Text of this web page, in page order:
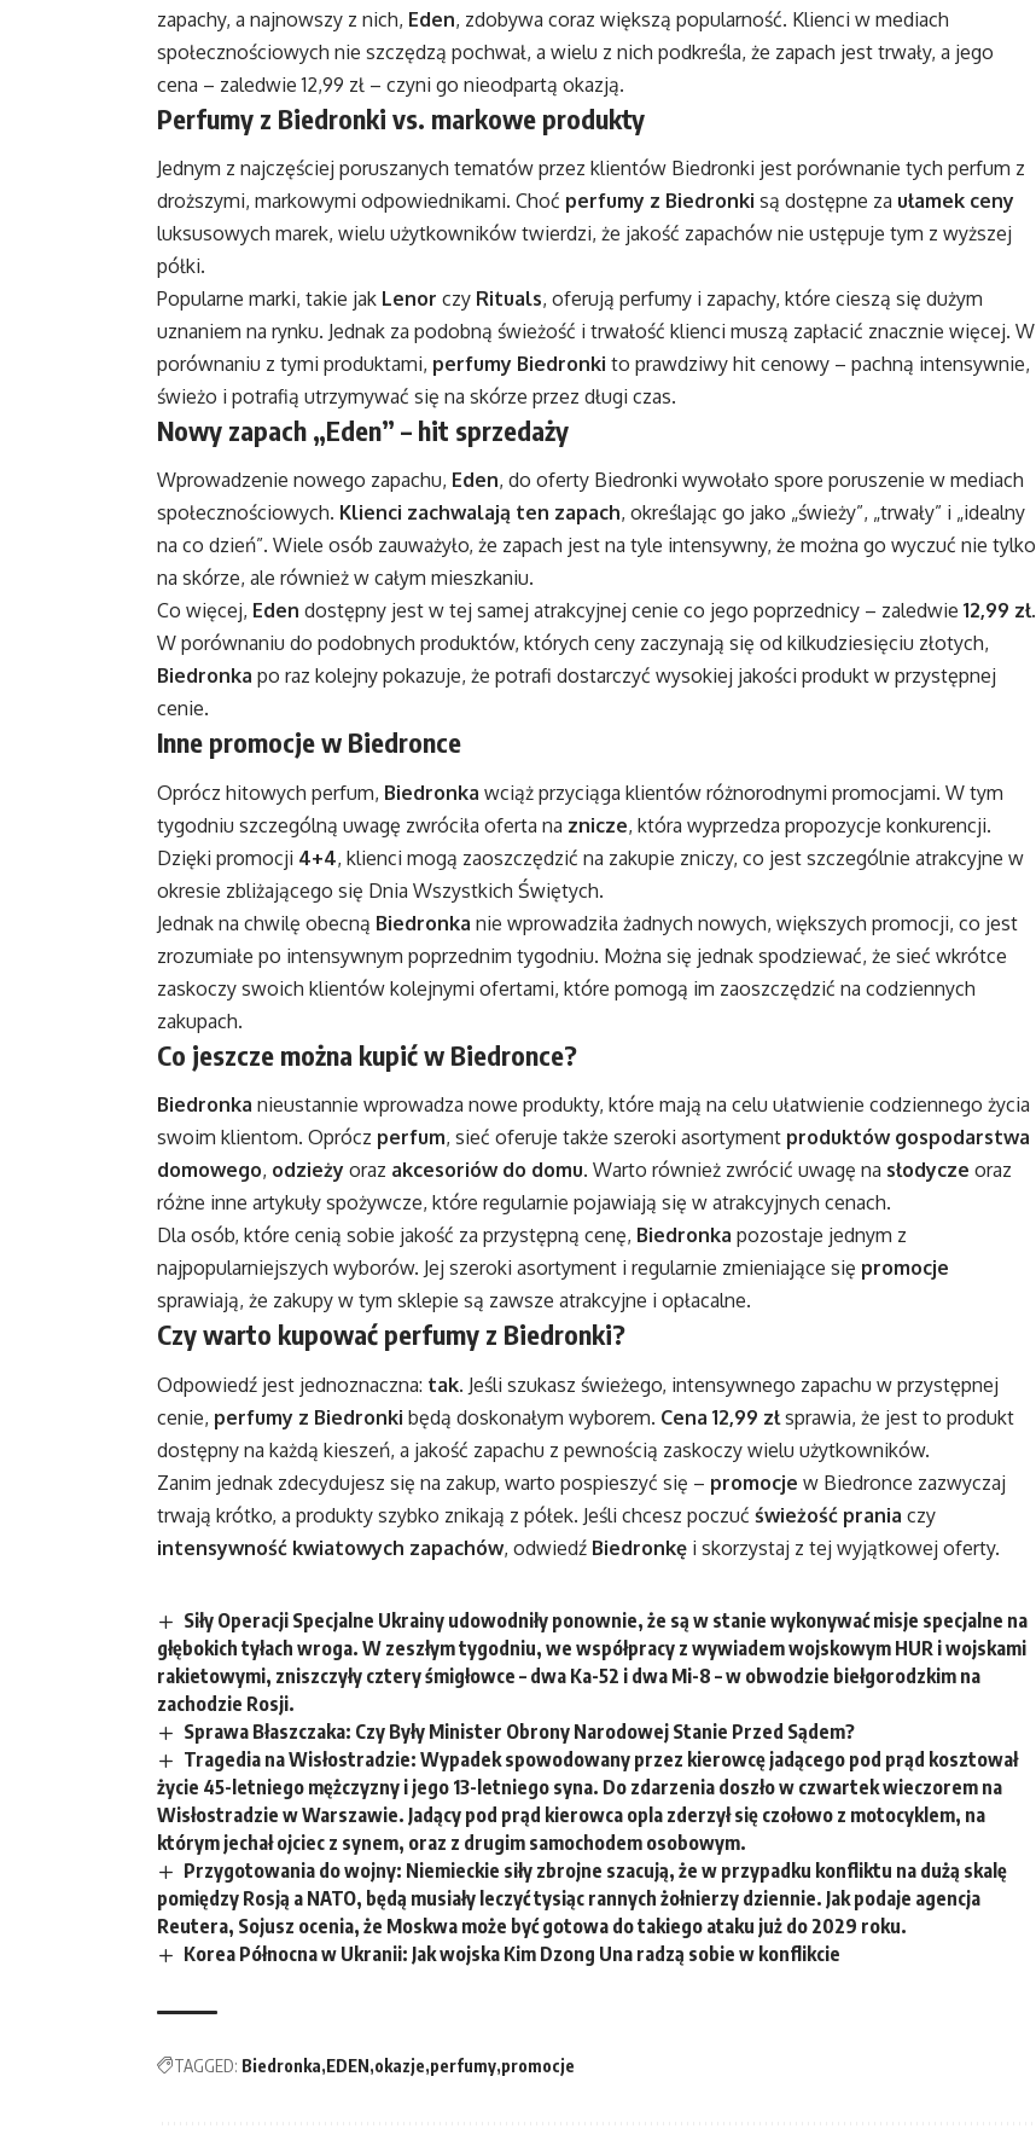
zapachy, a najnowszy z nich, Eden, zdobywa coraz większą popularność. Klienci w mediach
społecznościowych nie szczędzą pochwał, a wielu z nich podkreśla, że zapach jest trwały, a jego
cena – zaledwie 12,99 zł – czyni go nieodpartą okazją.
Perfumy z Biedronki vs. markowe produkty
Jednym z najczęściej poruszanych tematów przez klientów Biedronki jest porównanie tych perfum z
droższymi, markowymi odpowiednikami. Choć perfumy z Biedronki są dostępne za ułamek ceny
luksusowych marek, wielu użytkowników twierdzi, że jakość zapachów nie ustępuje tym z wyższej
półki.
Popularne marki, takie jak Lenor czy Rituals, oferują perfumy i zapachy, które cieszą się dużym
uznaniem na rynku. Jednak za podobną świeżość i trwałość klienci muszą zapłacić znacznie więcej. W
porównaniu z tymi produktami, perfumy Biedronki to prawdziwy hit cenowy – pachną intensywnie,
świeżo i potrafią utrzymywać się na skórze przez długi czas.
Nowy zapach „Eden” – hit sprzedaży
Wprowadzenie nowego zapachu, Eden, do oferty Biedronki wywołało spore poruszenie w mediach
społecznościowych. Klienci zachwalają ten zapach, określając go jako „świeży”, „trwały” i „idealny
na co dzień”. Wiele osób zauważyło, że zapach jest na tyle intensywny, że można go wyczuć nie tylko
na skórze, ale również w całym mieszkaniu.
Co więcej, Eden dostępny jest w tej samej atrakcyjnej cenie co jego poprzednicy – zaledwie 12,99 zł.
W porównaniu do podobnych produktów, których ceny zaczynają się od kilkudziesięciu złotych,
Biedronka po raz kolejny pokazuje, że potrafi dostarczyć wysokiej jakości produkt w przystępnej
cenie.
Inne promocje w Biedronce
Oprócz hitowych perfum, Biedronka wciąż przyciąga klientów różnorodnymi promocjami. W tym
tygodniu szczególną uwagę zwróciła oferta na znicze, która wyprzedza propozycje konkurencji.
Dzięki promocji 4+4, klienci mogą zaoszczędzić na zakupie zniczy, co jest szczególnie atrakcyjne w
okresie zbliżającego się Dnia Wszystkich Świętych.
Jednak na chwilę obecną Biedronka nie wprowadziła żadnych nowych, większych promocji, co jest
zrozumiałe po intensywnym poprzednim tygodniu. Można się jednak spodziewać, że sieć wkrótce
zaskoczy swoich klientów kolejnymi ofertami, które pomogą im zaoszczędzić na codziennych
zakupach.
Co jeszcze można kupić w Biedronce?
Biedronka nieustannie wprowadza nowe produkty, które mają na celu ułatwienie codziennego życia
swoim klientom. Oprócz perfum, sieć oferuje także szeroki asortyment produktów gospodarstwa
domowego, odzieży oraz akcesoriów do domu. Warto również zwrócić uwagę na słodycze oraz
różne inne artykuły spożywcze, które regularnie pojawiają się w atrakcyjnych cenach.
Dla osób, które cenią sobie jakość za przystępną cenę, Biedronka pozostaje jednym z
najpopularniejszych wyborów. Jej szeroki asortyment i regularnie zmieniające się promocje
sprawiają, że zakupy w tym sklepie są zawsze atrakcyjne i opłacalne.
Czy warto kupować perfumy z Biedronki?
Odpowiedź jest jednoznaczna: tak. Jeśli szukasz świeżego, intensywnego zapachu w przystępnej
cenie, perfumy z Biedronki będą doskonałym wyborem. Cena 12,99 zł sprawia, że jest to produkt
dostępny na każdą kieszeń, a jakość zapachu z pewnością zaskoczy wielu użytkowników.
Zanim jednak zdecydujesz się na zakup, warto pospieszyć się – promocje w Biedronce zazwyczaj
trwają krótko, a produkty szybko znikają z półek. Jeśli chcesz poczuć świeżość prania czy
intensywność kwiatowych zapachów, odwiedź Biedronkę i skorzystaj z tej wyjątkowej oferty.
Siły Operacji Specjalne Ukrainy udowodniły ponownie, że są w stanie wykonywać misje specjalne na
głębokich tyłach wroga. W zeszłym tygodniu, we współpracy z wywiadem wojskowym HUR i wojskami
rakietowymi, zniszczyły cztery śmigłowce – dwa Ka-52 i dwa Mi-8 – w obwodzie biełgorodzkim na
zachodzie Rosji.
Sprawa Błaszczaka: Czy Były Minister Obrony Narodowej Stanie Przed Sądem?
Tragedia na Wisłostradzie: Wypadek spowodowany przez kierowcę jadącego pod prąd kosztował
życie 45-letniego mężczyzny i jego 13-letniego syna. Do zdarzenia doszło w czwartek wieczorem na
Wisłostradzie w Warszawie. Jadący pod prąd kierowca opla zderzył się czołowo z motocyklem, na
którym jechał ojciec z synem, oraz z drugim samochodem osobowym.
Przygotowania do wojny: Niemieckie siły zbrojne szacują, że w przypadku konfliktu na dużą skalę
pomiędzy Rosją a NATO, będą musiały leczyć tysiąc rannych żołnierzy dziennie. Jak podaje agencja
Reutera, Sojusz ocenia, że Moskwa może być gotowa do takiego ataku już do 2029 roku.
Korea Północna w Ukranii: Jak wojska Kim Dzong Una radzą sobie w konflikcie
TAGGED: Biedronka EDEN okazje perfumy promocje